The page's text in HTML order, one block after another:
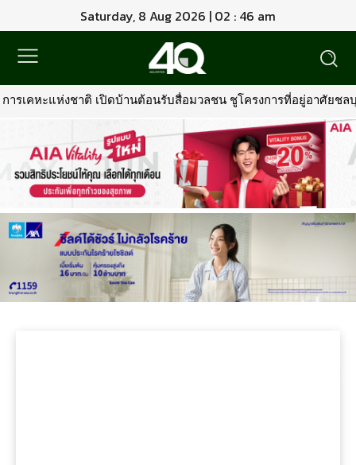
Saturday, 8 Aug 2026 | 02 : 46 am
รเคหะแห่งชาติ เปิดบ้านต้อนรับสื่อมวลชน ชูโครงการที่อยู่อาศัยชลบุ